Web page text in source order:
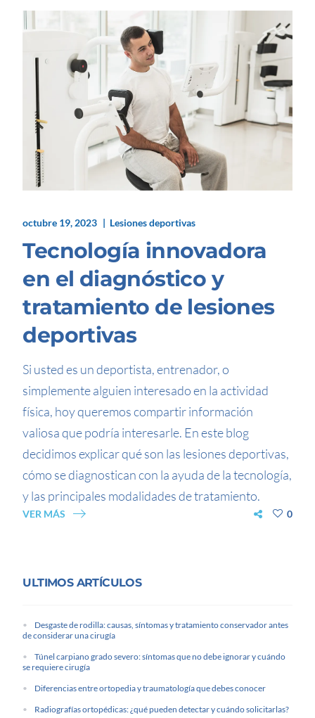
octubre 19, 2023 Lesiones deportivas
Tecnología innovadora
en el diagnóstico y
tratamiento de lesiones
deportivas
Si usted es un deportista, entrenador, o
simplemente alguien interesado en la actividad
física, hoy queremos compartir información
valiosa que podría interesarle. En este blog
decidimos explicar qué son las lesiones deportivas,
cómo se diagnostican con la ayuda de la tecnología,
y las principales modalidades de tratamiento.
VER MÁS 0
ULTIMOS ARTÍCULOS
Desgaste de rodilla: causas, síntomas y tratamiento conservador antes
de considerar una cirugía
Túnel carpiano grado severo: síntomas que no debe ignorar y cuándo
se requiere cirugía
Diferencias entre ortopedia y traumatología que debes conocer
Radiografías ortopédicas: ¿qué pueden detectar y cuándo solicitarlas?